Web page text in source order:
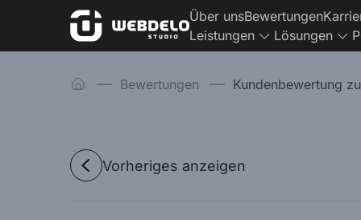
Über unsBewertungen
Leistungen
Lösungen
Bewertungen Kundenbewertung
Vorheriges anzeigen